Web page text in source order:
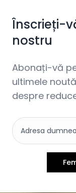
Înscrieți-
nostru
Abonați-vă
ultimele
despre